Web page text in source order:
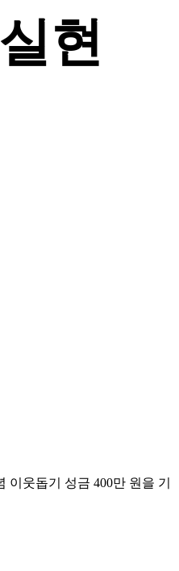
현
웃돕기 성금 400만 원을 기